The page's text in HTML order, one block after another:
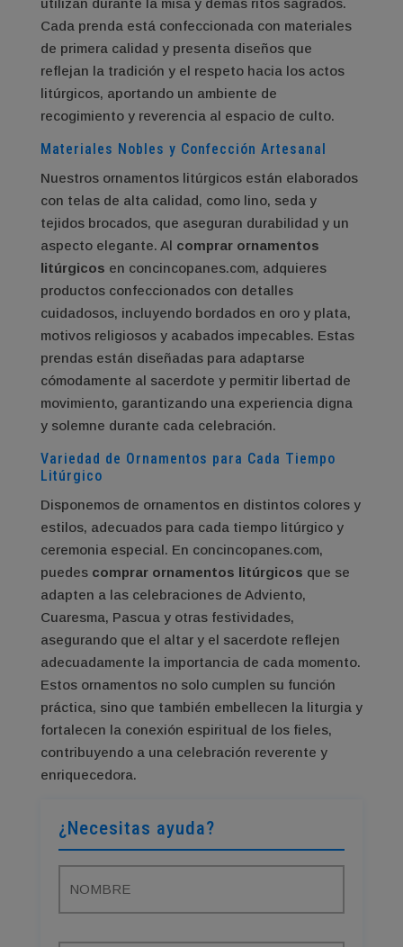
utilizan durante la misa y demás ritos sagrados.
Cada prenda está confeccionada con materiales
de primera calidad y presenta diseños que
reflejan la tradición y el respeto hacia los actos
litúrgicos, aportando un ambiente de
recogimiento y reverencia al espacio de culto.
Materiales Nobles y Confección Artesanal
Nuestros ornamentos litúrgicos están elaborados
con telas de alta calidad, como lino, seda y
tejidos brocados, que aseguran durabilidad y un
aspecto elegante. Al comprar ornamentos
litúrgicos en concincopanes.com, adquieres
productos confeccionados con detalles
cuidadosos, incluyendo bordados en oro y plata,
motivos religiosos y acabados impecables. Estas
prendas están diseñadas para adaptarse
cómodamente al sacerdote y permitir libertad de
movimiento, garantizando una experiencia digna
y solemne durante cada celebración.
Variedad de Ornamentos para Cada Tiempo
Litúrgico
Disponemos de ornamentos en distintos colores y
estilos, adecuados para cada tiempo litúrgico y
ceremonia especial. En concincopanes.com,
puedes comprar ornamentos litúrgicos que se
adapten a las celebraciones de Adviento,
Cuaresma, Pascua y otras festividades,
asegurando que el altar y el sacerdote reflejen
adecuadamente la importancia de cada momento.
Estos ornamentos no solo cumplen su función
práctica, sino que también embellecen la liturgia y
fortalecen la conexión espiritual de los fieles,
contribuyendo a una celebración reverente y
enriquecedora.
¿Necesitas ayuda?